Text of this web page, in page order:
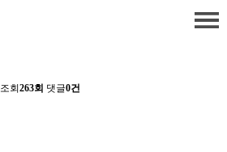
조회 263회 댓글0건